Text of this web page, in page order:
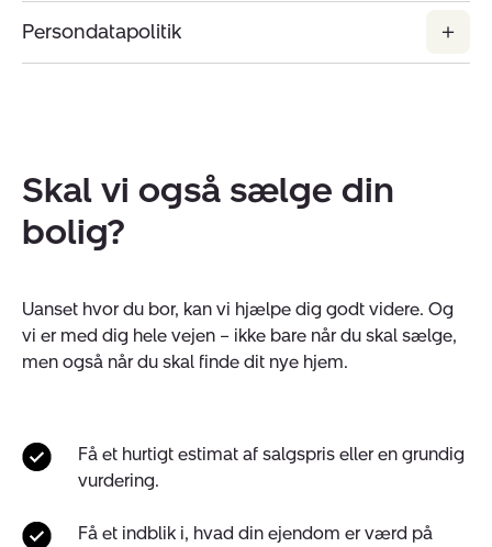
Persondatapolitik
Skal vi også sælge din
bolig?
Uanset hvor du bor, kan vi hjælpe dig godt videre. Og
vi er med dig hele vejen – ikke bare når du skal sælge,
men også når du skal finde dit nye hjem.
Få et hurtigt estimat af salgspris eller en grundig
vurdering.
Få et indblik i, hvad din ejendom er værd på